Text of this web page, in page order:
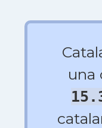
una